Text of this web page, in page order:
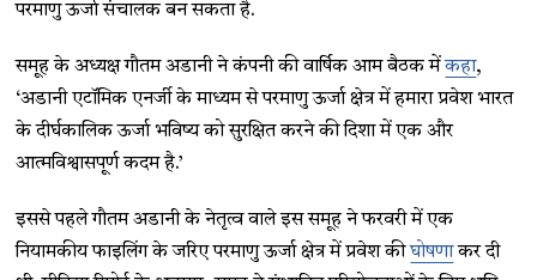
परमाणु ऊर्जा संचालक बन सकता है.
समूह के अध्यक्ष गौतम अडानी ने कंपनी की वार्षिक आम बैठक मेंकहा,
‘अडानी एटॉमिक एनर्जी के माध्यम से परमाणु ऊर्जा क्षेत्र में हमारा प्रवेश भारत
के दीर्घकालिक ऊर्जा भविष्य को सुरक्षित करने की दिशा में एक और
आत्मविश्वासपूर्ण कदम है.’
इससे पहले गौतम अडानी के नेतृत्व वाले इस समूह ने फरवरी में एक
नियामकीय फाइलिंग के जरिए परमाणु ऊर्जा क्षेत्र में प्रवेश कीघोषणाकर दी